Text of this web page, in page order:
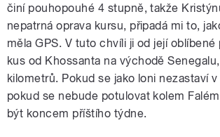
činí pouhopouhé 4 stupně, takže
nepatrná oprava kursu, připadá mi to,
měla GPS. V tuto chvíli ji od její oblíbené
kus od Khossanta na východě
kilometrů. Pokud se jako loni nezastaví
pokud se nebude potulovat kolem
být koncem příštího týdne.